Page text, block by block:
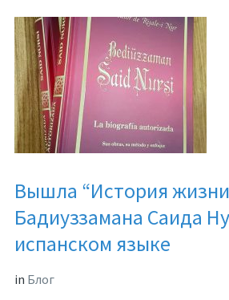
Вышла “История жизни
Бадиуззамана Саида
испанском языке
in Блог